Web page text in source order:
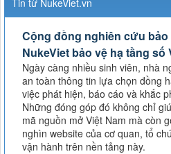
Cộng đồng nghiên cứu
NukeViet bảo vệ hạ tầng số
Ngày càng nhiều sinh viên, nhà
an toàn thông tin lựa chọn đồng
việc phát hiện, báo cáo và khắc
Những đóng góp đó không chỉ
mã nguồn mở Việt Nam mà còn
nghìn website của cơ quan, tổ
vận hành trên nền tảng này.